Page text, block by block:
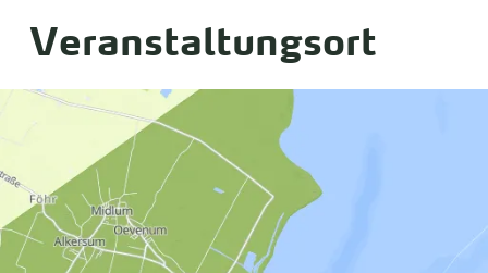
Veranstaltungsort